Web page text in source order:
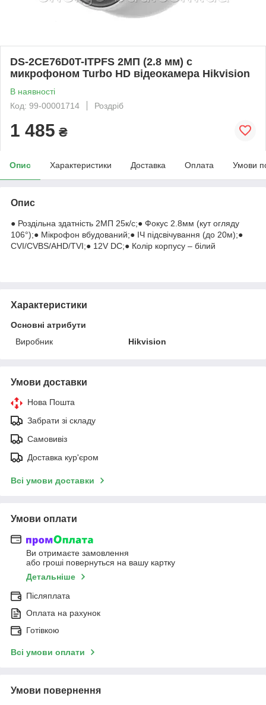
DS-2CE76D0T-ITPFS 2МП (2.8 мм) с
микрофоном Turbo HD відеокамера Hikvision
В наявності
Код: 99-00001714
Роздріб
1 485 ₴
Опис Характеристики Доставка Оплата Умови
Опис
● Роздільна здатність 2МП 25к/с;● Фокус 2.8мм (кут огляду
106°);● Мікрофон вбудований;● ІЧ підсвічування (до 20м);●
CVI/CVBS/AHD/TVI;● 12V DC;● Колір корпусу – білий
Характеристики
Основні атрибути
Виробник
Hikvision
Умови доставки
Нова Пошта
Забрати зі складу
Самовивіз
Доставка кур'єром
Всі умови доставки
Умови оплати
Ви отримаєте замовлення
або гроші повернуться на вашу картку
Детальніше
Післяплата
Оплата на рахунок
Готівкою
Всі умови оплати
Умови повернення